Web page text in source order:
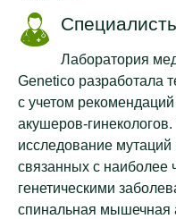
Лаборатория
Genetico разработала
с учетом
акушеров-
исследование
связанных с наиболее
генетическими
спинальная мышечная